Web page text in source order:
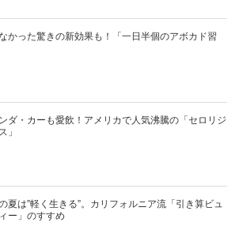
かった驚きの新効果も！「一日半個のアボカド習
ダ・カーも愛飲！アメリカで人気沸騰の「セロリジ
」
夏は”軽く生きる”。カリフォルニア流「引き算ビュ
ー」のすすめ